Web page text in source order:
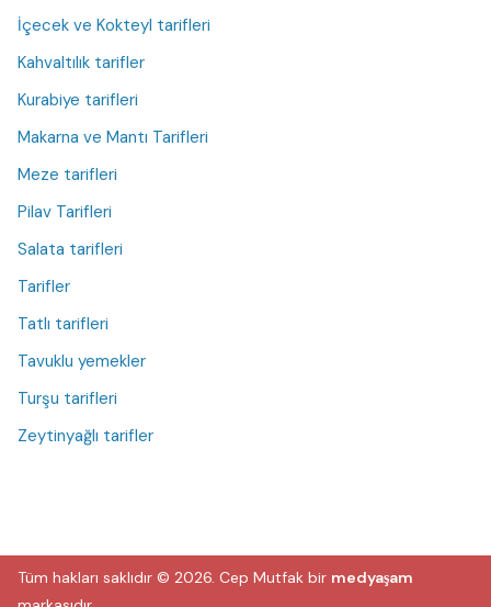
İçecek ve Kokteyl tarifleri
Kahvaltılık tarifler
Kurabiye tarifleri
Makarna ve Mantı Tarifleri
Meze tarifleri
Pilav Tarifleri
Salata tarifleri
Tarifler
Tatlı tarifleri
Tavuklu yemekler
Turşu tarifleri
Zeytinyağlı tarifler
Tüm hakları saklıdır © 2026. Cep Mutfak bir medyaşam